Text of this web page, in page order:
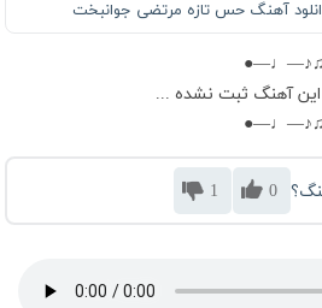
آهنگ حس تازه مرتضی جوانبخت
این آهنگ ثبت نشده ...
0
1